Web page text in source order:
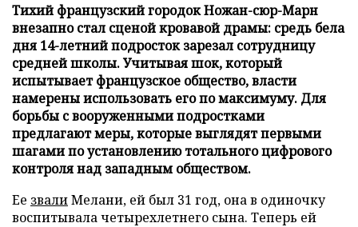
Тихий французский городок Ножан-сюр-Марн
внезапно стал сценой кровавой драмы: средь бела
дня 14-летний подросток зарезал сотрудницу
средней школы. Учитывая шок, который
испытывает французское общество, власти
намерены использовать его по максимуму. Для
борьбы с вооруженными подростками
предлагают меры, которые выглядят первыми
шагами по установлению тотального цифрового
контроля над западным обществом.
Ее звалиМелани, ей был 31 год, она в одиночку
воспитывала четырехлетнего сына. Теперь ей